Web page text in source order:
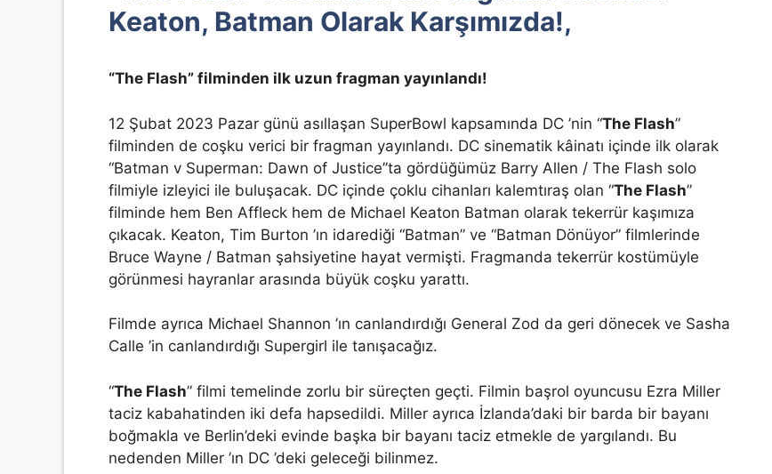
Keaton, Batman Olarak Karşımızda!,
“The Flash” filminden ilk uzun fragman yayınlandı!
12 Şubat 2023 Pazar günü asıllaşan SuperBowl kapsamında DC ’nin “The Flash”
filminden de coşku verici bir fragman yayınlandı. DC sinematik kâinatı içinde ilk olarak
“Batman v Superman: Dawn of Justice”ta gördüğümüz Barry Allen / The Flash solo
filmiyle izleyici ile buluşacak. DC içinde çoklu cihanları kalemtıraş olan “The Flash”
filminde hem Ben Affleck hem de Michael Keaton Batman olarak tekerrür kaşımıza
çıkacak. Keaton, Tim Burton ’ın idarediği “Batman” ve “Batman Dönüyor” filmlerinde
Bruce Wayne / Batman şahsiyetine hayat vermişti. Fragmanda tekerrür kostümüyle
görünmesi hayranlar arasında büyük coşku yarattı.
Filmde ayrıca Michael Shannon ’ın canlandırdığı General Zod da geri dönecek ve Sasha
Calle ’in canlandırdığı Supergirl ile tanışacağız.
“The Flash” filmi temelinde zorlu bir süreçten geçti. Filmin başrol oyuncusu Ezra Miller
taciz kabahatinden iki defa hapsedildi. Miller ayrıca İzlanda’daki bir barda bir bayanı
boğmakla ve Berlin’deki evinde başka bir bayanı taciz etmekle de yargılandı. Bu
nedenden Miller ’ın DC ’deki geleceği bilinmez.